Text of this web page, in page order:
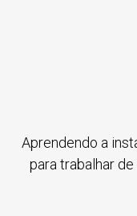
Aprendendo a
para trabalhar